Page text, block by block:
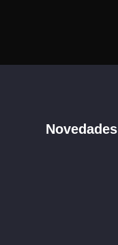
Novedades